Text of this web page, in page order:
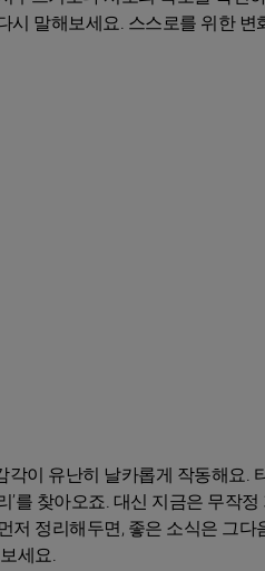
시 말해보세요. 스스로를 위한
각이 유난히 날카롭게 작동해요.
’를 찾아오죠. 대신 지금은 무작
저 정리해두면, 좋은 소식은 그
세요.